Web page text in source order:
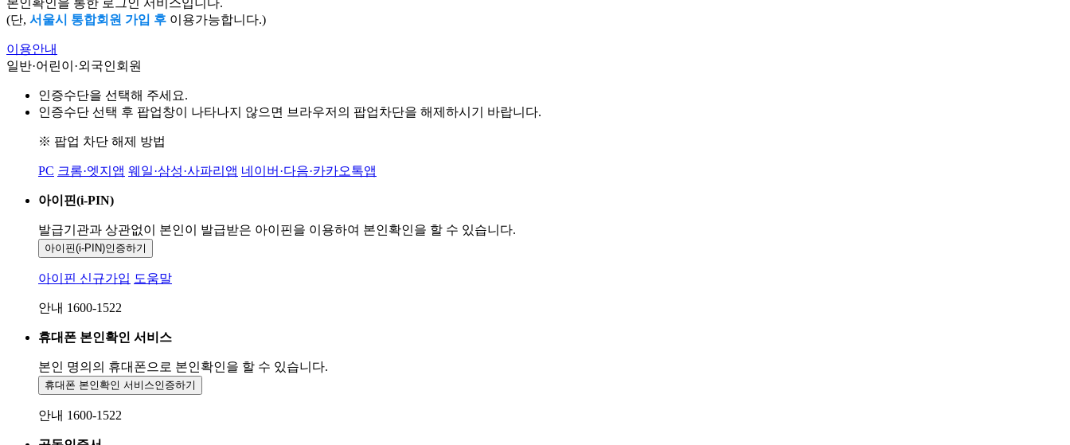
본인확인을 통한 로그인 서비스입니다.
(단, 서울시 통합회원 가입 후 이용가능합니다.)
이용안내
일반·어린이·외국인회원
인증수단을 선택해 주세요.
인증수단 선택 후 팝업창이 나타나지 않으면 브라우저의 팝업차단을 해제하시기 바랍니다.
※ 팝업 차단 해제 방법
PC 크롬·엣지앱 웨일·삼성·사파리앱 네이버·다음·카카오톡앱
아이핀(i-PIN)
발급기관과 상관없이 본인이 발급받은 아이핀을 이용하여 본인확인을 할 수 있습니다.
아이핀(i-PIN)인증하기
아이핀 신규가입 도움말
안내 1600-1522
휴대폰 본인확인 서비스
본인 명의의 휴대폰으로 본인확인을 할 수 있습니다.
휴대폰 본인확인 서비스인증하기
안내 1600-1522